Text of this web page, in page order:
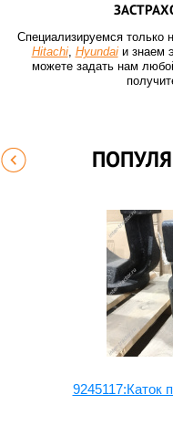
Специализируемся только
Hitachi, Hyundaiи знаем
можете задать нам
9245117:Каток